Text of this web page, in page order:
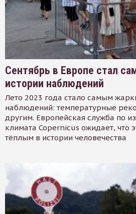
Сентябрь в Европе стал
истории наблюдений
Лето 2023 года стало самым
наблюдений: температурные
другим. Европейская служба по
климата Copernicus ожидает, что
тёплым в истории человечества